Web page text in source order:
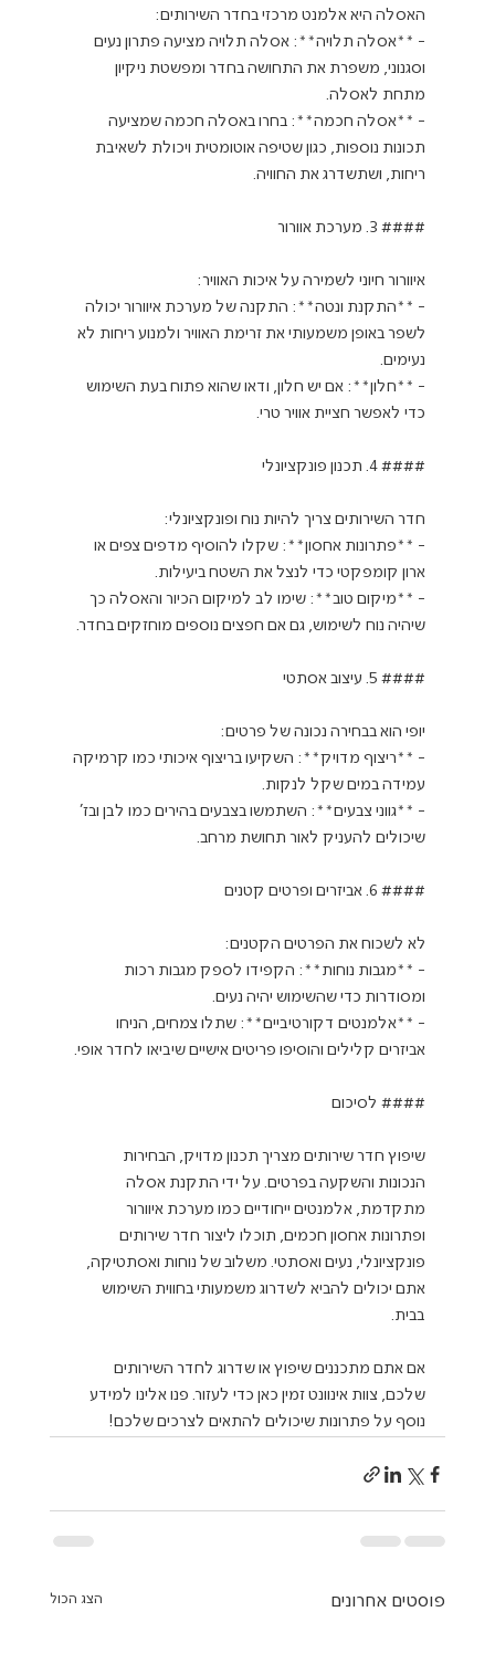
- **אסלה תלויה**: אסלה תלויה מציעה פתרון נעים
וסגנוני, משפרת את התחושה בחדר ומפשטת ניקיון
מתחת לאסלה.
- **אסלה חכמה**: בחרו באסלה חכמה שמציעה
תכונות נוספות, כגון שטיפה אוטומטית ויכולת לשאיבת
ריחות, ושתשדרג את החוויה.
#### 3. מערכת אוורור
- **התקנת ונטה**: התקנה של מערכת איוורור יכולה
לשפר באופן משמעותי את זרימת האוויר ולמנוע ריחות לא
נעימים.
- **חלון**: אם יש חלון, ודאו שהוא פתוח בעת השימוש
כדי לאפשר חציית אוויר טרי.
#### 4. תכנון פונקציונלי
- **פתרונות אחסון**: שקלו להוסיף מדפים צפים או
ארון קומפקטי כדי לנצל את השטח ביעילות.
- **מיקום טוב**: שימו לב למיקום הכיור והאסלה כך
שיהיה נוח לשימוש, גם אם חפצים נוספים מוחזקים בחדר.
#### 5. עיצוב אסתטי
- **ריצוף מדויק**: השקיעו בריצוף איכותי כמו קרמיקה
עמידה במים שקל לנקות.
- **גווני צבעים**: השתמשו בצבעים בהירים כמו לבן ובז’
שיכולים להעניק לאור תחושת מרחב.
#### 6. אביזרים ופרטים קטנים
- **מגבות נוחות**: הקפידו לספק מגבות רכות
ומסודרות כדי שהשימוש יהיה נעים.
- **אלמנטים דקורטיביים**: שתלו צמחים, הניחו
אביזרים קלילים והוסיפו פריטים אישיים שיביאו לחדר אופי.
#### לסיכום
שיפוץ חדר שירותים מצריך תכנון מדויק, הבחירות
הנכונות והשקעה בפרטים. על ידי התקנת אסלה
מתקדמת, אלמנטים ייחודיים כמו מערכת איוורור
ופתרונות אחסון חכמים, תוכלו ליצור חדר שירותים
פונקציונלי, נעים ואסתטי. משלוב של נוחות ואסתטיקה,
אתם יכולים להביא לשדרוג משמעותי בחווית השימוש
בבית.
אם אתם מתכננים שיפוץ או שדרוג לחדר השירותים
שלכם, צוות אינוונט זמין כאן כדי לעזור. פנו אלינו למידע
נוסף על פתרונות שיכולים להתאים לצרכים שלכם!
פוסטים אחרונים הצג הכול